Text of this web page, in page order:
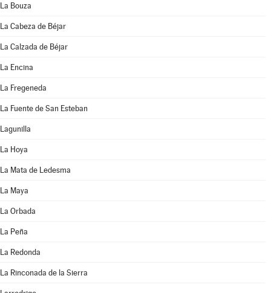
La Bouza
La Cabeza de Béjar
La Calzada de Béjar
La Encina
La Fregeneda
La Fuente de San Esteban
Lagunilla
La Hoya
La Mata de Ledesma
La Maya
La Orbada
La Peña
La Redonda
La Rinconada de la Sierra